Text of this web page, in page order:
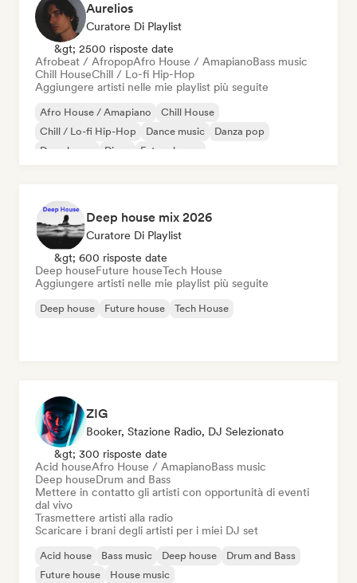
Aurelios
Curatore Di Playlist
&gt; 2500 risposte date
Afrobeat / AfropopAfro House / AmapianoBass music
Chill HouseChill / Lo-fi Hip-Hop
Aggiungere artisti nelle mie playlist più seguite
Afro House / Amapiano
Chill House
Chill / Lo-fi Hip-Hop
Dance music
Danza pop
Deep house
Disco Future house
Deep house mix 2026
Curatore Di Playlist
&gt; 600 risposte date
Deep houseFuture houseTech House
Aggiungere artisti nelle mie playlist più seguite
Deep house Future house Tech House
ZIG
Booker, Stazione Radio, DJ Selezionato
&gt; 300 risposte date
Acid houseAfro House / AmapianoBass music
Deep houseDrum and Bass
Mettere in contatto gli artisti con opportunità di eventi
dal vivo
Trasmettere artisti alla radio
Scaricare i brani degli artisti per i miei DJ set
Acid house Bass music Deep house
Drum and Bass
Future house
House music